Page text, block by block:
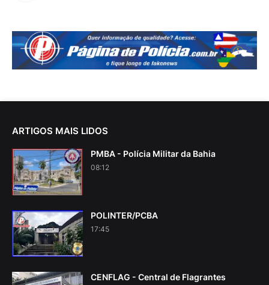
ARTIGOS MAIS LIDOS
PMBA - Polícia Militar da Bahia
08:12
POLINTER/PCBA
17:45
CENFLAG - Central de Flagrantes